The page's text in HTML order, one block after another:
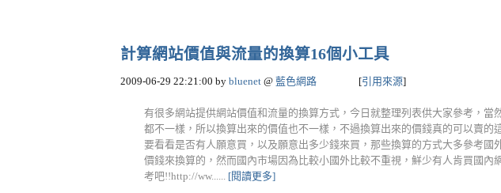
計算網站價值與流量的換算16個小工具
2009-06-29 22:21:00 by bluenet @ 藍色網路 [引用來源]
有很多網站提供網站價值和流量的換算方式，今日就整理列表供大家參考，當
都不一樣，所以換算出來的價值也不一樣，不過換算出來的價錢真的可以賣的
要看看是否有人願意買，以及願意出多少錢來買，那些換算的方式大多參考國
價錢來換算的，然而國內市場因為比較小國外比較不重視，鮮少有人肯買國內
考吧!!http://ww...... [閱讀更多]